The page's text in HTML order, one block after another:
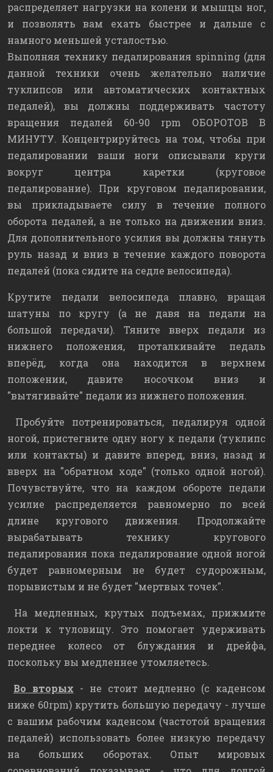
распределяет нагрузки на колени и мышцы ног,
и позволять вам ехать быстрее и дальше с
намного меньшей усталостью.
Выполняя технику педалирования spinning (для
данной техники очень желательно наличие
туклипсов или автоматических контактных
педалей), вы должны поддерживать частоту
вращения педалей 60-90 rpm ОБОРОТОВ В
МИНУТУ. Концентрируйтесь на том, чтобы при
педалировании ваши ноги описывали круги
вокруг центра каретки (круговое
педалирование). При круговом педалировании,
вы прикладываете силу в течение полного
оборота педалей, а не только на движении вниз.
Для дополнительного усилия вы должны тянуть
руль назад и вниз в течение каждого поворота
педалей (пока сидите на седле велосипеда).
Крутите педали велосипеда плавно, вращая
шатуны по кругу (а не давя на педали на
большой передачи). Тяните вверх педали из
нижнего положения, проталкивайте педаль
вперёд, когда она находится в верхнем
положении, давите носочком вниз и
"вытягивайте" педали из нижнего положения.
Пробуйте потренироваться, педалируя одной
ногой, пристегните одну ногу к педали (туклипс
или контакты) и давите вперед, вниз, назад и
вверх на "обратном ходе" (только одной ногой).
Почувствуйте, что на каждом обороте педали
усилие распределяется равномерно по всей
длине кругового движения. Продолжайте
вырабатывать технику кругового
педалирования пока педалирование одной ногой
будет равномерным не будет судорожным,
порывистым и не будет "мертвых точек".
На медленных, крутых подъемах, прижмите
локти к туловищу. Это помогает удерживать
переднее колесо от блуждания и дрейфа,
поскольку вы медленнее утомляетесь.
Во вторых - не стоит медленно (с каденсом
ниже 60rpm) крутить большую передачу - лучше
с вашим рабочим каденсом (частотой вращения
педалей) использовать более низкую передачу
на больших оборотах. Опыт мировых